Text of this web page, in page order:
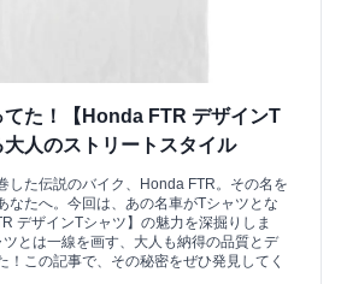
てた！【Honda FTR デザインT
人のストリートスタイル
した伝説のバイク、Honda FTR。その名を
なたへ。今回は、あの名車がTシャツとな
デザインTシャツ】の魅力を深掘りしま
とは一線を画す、大人も納得の品質とデ
！この記事で、その秘密をぜひ発見してく